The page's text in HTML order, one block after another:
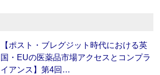
【ポスト・ブレグジット時代における英
国・EUの医薬品市場アクセスとコンプラ
イアンス】第4回…